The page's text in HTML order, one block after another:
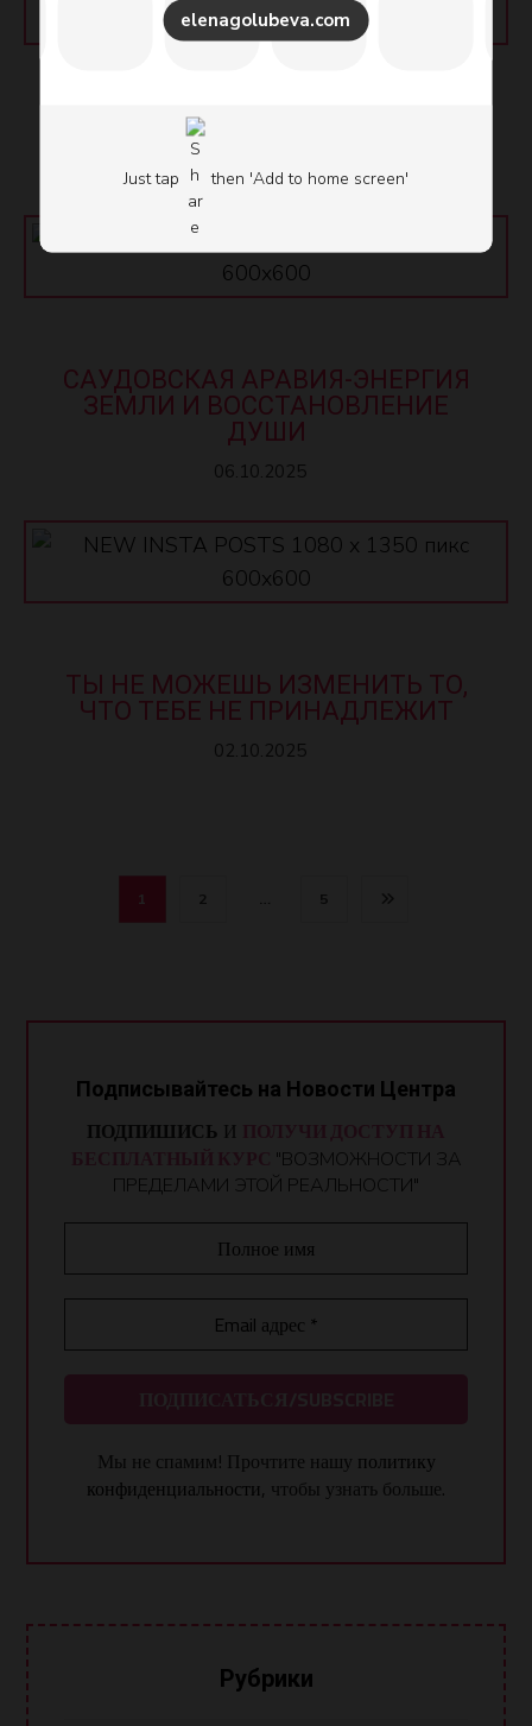
elenagolubeva.com
Бизнес сайт Елены Голубевой
Just tap then 'Add to home screen'
АЛХИМИЯ БИЗНЕСА
22.10.2025
САУДОВСКАЯ АРАВИЯ-ЭНЕРГИЯ
ЗЕМЛИ И ВОССТАНОВЛЕНИЕ
ДУШИ
06.10.2025
ТЫ НЕ МОЖЕШЬ ИЗМЕНИТЬ ТО,
ЧТО ТЕБЕ НЕ ПРИНАДЛЕЖИТ
02.10.2025
1 2 … 5
Подписывайтесь на Новости Центра
ПОДПИШИСЬ И
"ВОЗМОЖНОСТИ ЗА
ПРЕДЕЛАМИ ЭТОЙ РЕАЛЬНОСТИ"
Мы не спамим! Прочтите нашу политику
конфиденциальности, чтобы узнать больше.
Рубрики